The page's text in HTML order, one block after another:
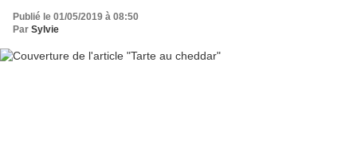
Publié le 01/05/2019 à 08:50
Par Sylvie